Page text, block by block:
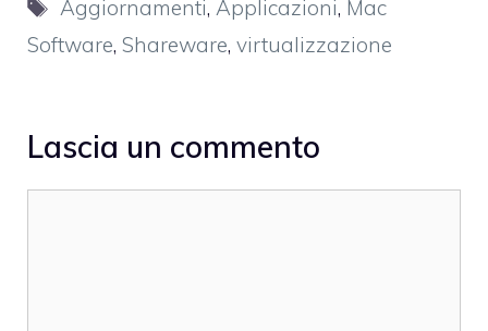
Aggiornamenti,Applicazioni, Mac
Software, Shareware, virtualizzazione
Lascia un commento